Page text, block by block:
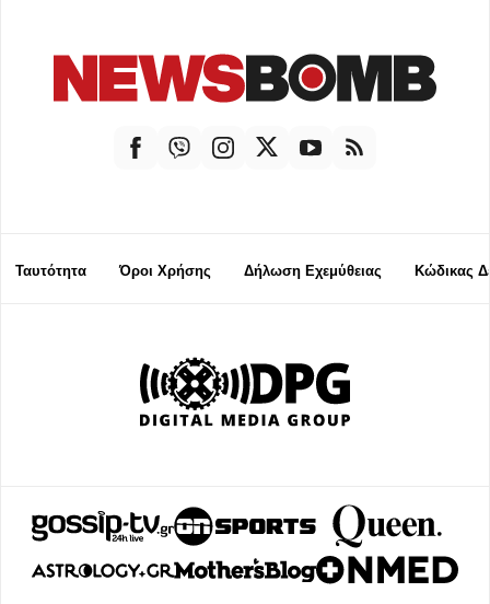
Ταυτότητα Όροι Χρήσης Δήλωση Εχεμύθειας Κώδικας